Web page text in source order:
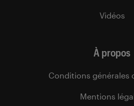
Vidéos
À propos
Conditions générales
Mentions